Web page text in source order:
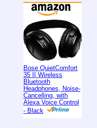
Bose QuietComfort
35 II Wireless
Bluetooth
Headphones, Noise-
Cancelling, with
Alexa Voice Control
- Black